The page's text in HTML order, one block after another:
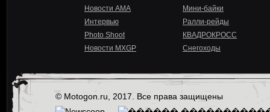
Новости AMA
Интервью
Photo Shoot
Новости MXGP
Мини-байки
Ралли-рейды
КВАДРОКРОСС
Снегоходы
© Motogon.ru, 2017. Все права защищены